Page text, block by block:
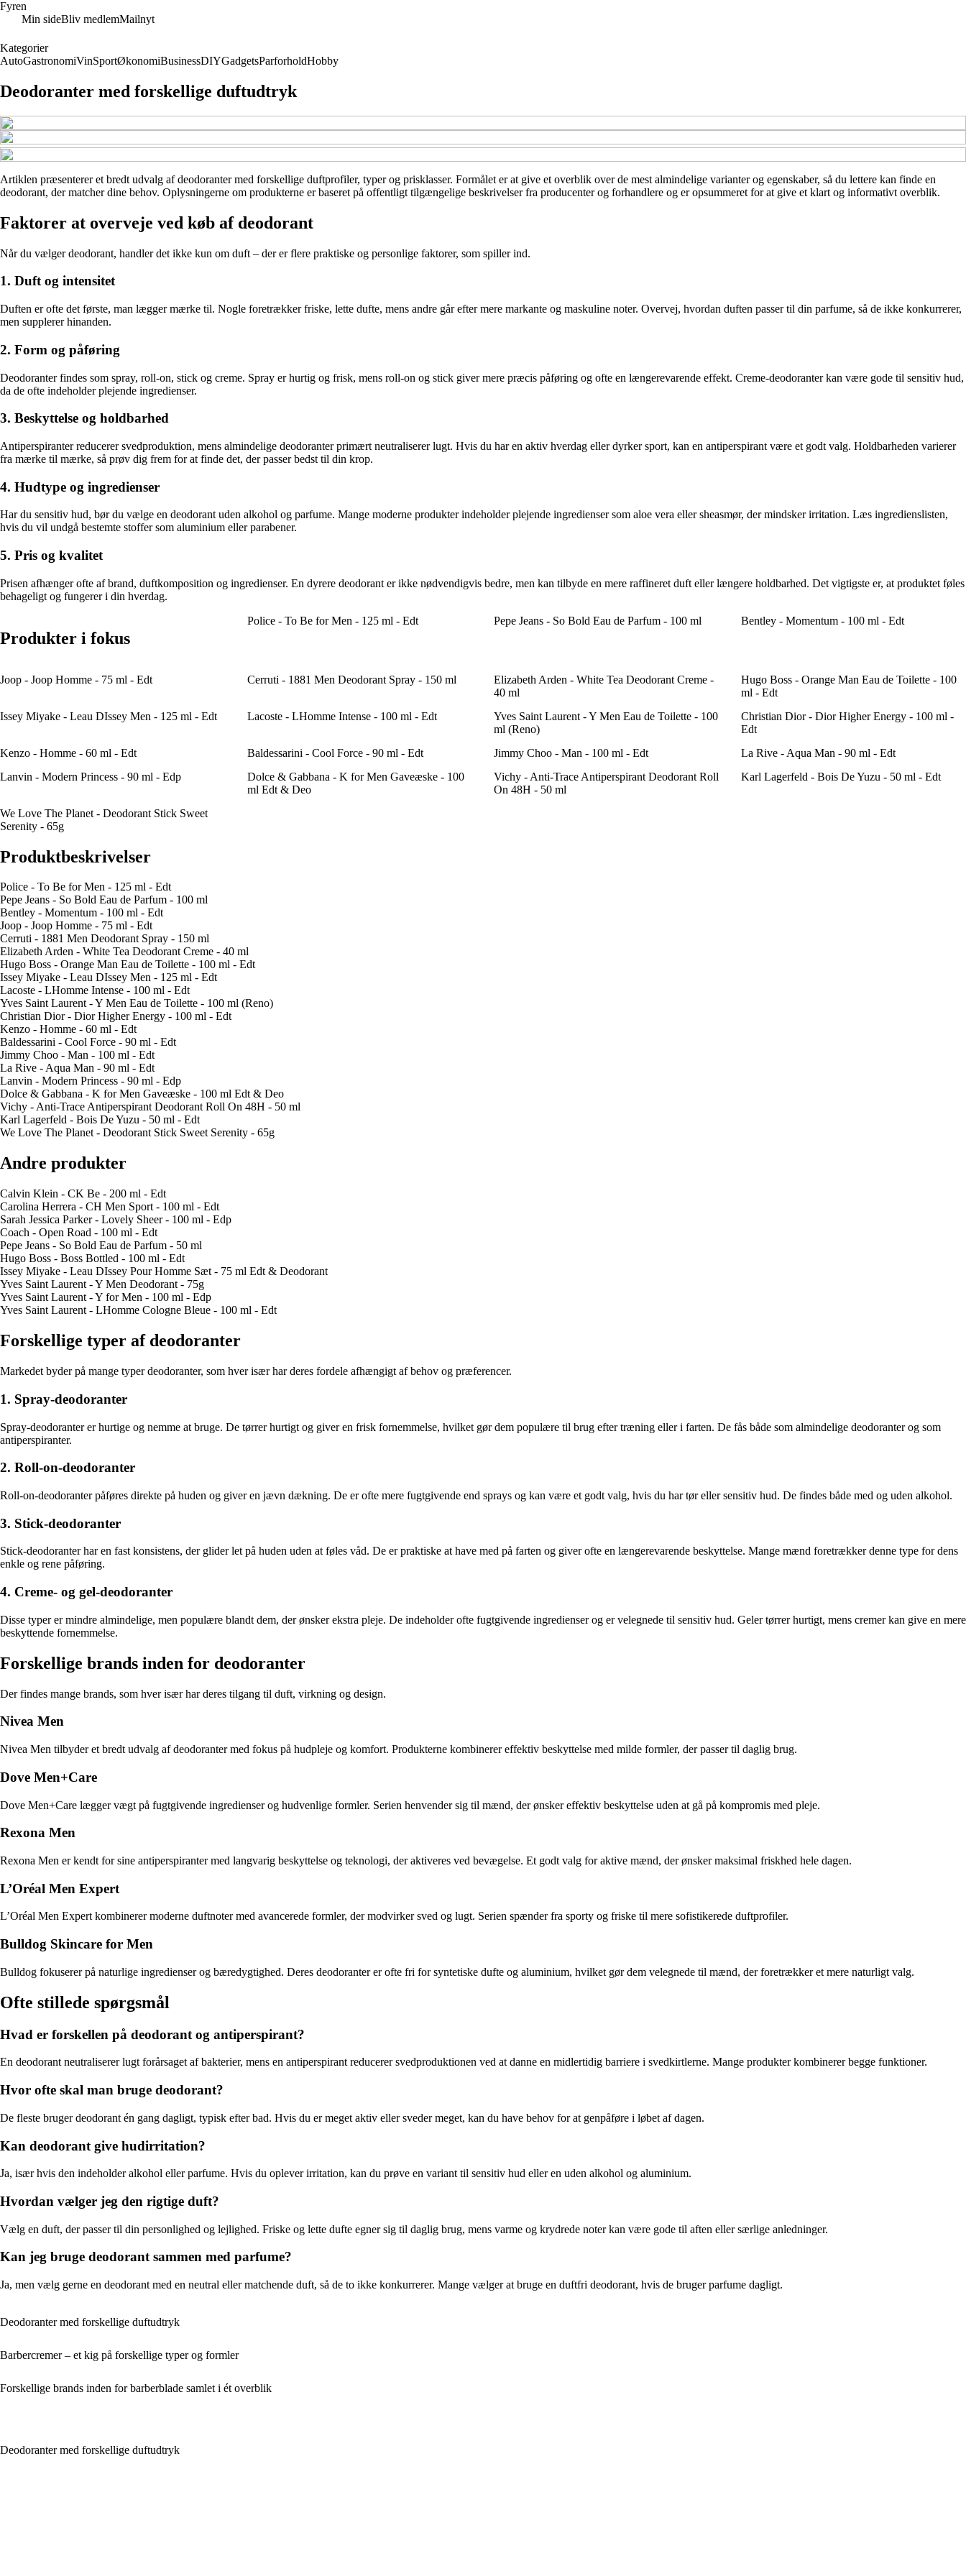
Fyren
Min sideBliv medlemMailnyt
Kategorier
AutoGastronomiVinSportØkonomiBusinessDIYGadgetsParforholdHobby
Deodoranter med forskellige duftudtryk
Artiklen præsenterer et bredt udvalg af deodoranter med forskellige duftprofiler, typer og prisklasser. Formålet er at give et overblik over de mest almindelige varianter og egenskaber, så du lettere kan finde en
deodorant, der matcher dine behov. Oplysningerne om produkterne er baseret på offentligt tilgængelige beskrivelser fra producenter og forhandlere og er opsummeret for at give et klart og informativt overblik.
Faktorer at overveje ved køb af deodorant
Når du vælger deodorant, handler det ikke kun om duft – der er flere praktiske og personlige faktorer, som spiller ind.
1. Duft og intensitet
Duften er ofte det første, man lægger mærke til. Nogle foretrækker friske, lette dufte, mens andre går efter mere markante og maskuline noter. Overvej, hvordan duften passer til din parfume, så de ikke konkurrerer,
men supplerer hinanden.
2. Form og påføring
Deodoranter findes som spray, roll-on, stick og creme. Spray er hurtig og frisk, mens roll-on og stick giver mere præcis påføring og ofte en længerevarende effekt. Creme-deodoranter kan være gode til sensitiv hud,
da de ofte indeholder plejende ingredienser.
3. Beskyttelse og holdbarhed
Antiperspiranter reducerer svedproduktion, mens almindelige deodoranter primært neutraliserer lugt. Hvis du har en aktiv hverdag eller dyrker sport, kan en antiperspirant være et godt valg. Holdbarheden varierer
fra mærke til mærke, så prøv dig frem for at finde det, der passer bedst til din krop.
4. Hudtype og ingredienser
Har du sensitiv hud, bør du vælge en deodorant uden alkohol og parfume. Mange moderne produkter indeholder plejende ingredienser som aloe vera eller sheasmør, der mindsker irritation. Læs ingredienslisten,
hvis du vil undgå bestemte stoffer som aluminium eller parabener.
5. Pris og kvalitet
Prisen afhænger ofte af brand, duftkomposition og ingredienser. En dyrere deodorant er ikke nødvendigvis bedre, men kan tilbyde en mere raffineret duft eller længere holdbarhed. Det vigtigste er, at produktet føles
behageligt og fungerer i din hverdag.
Produkter i fokus
Police - To Be for Men - 125 ml - Edt Pepe Jeans - So Bold Eau de Parfum - 100 ml Bentley - Momentum - 100 ml - Edt
Joop - Joop Homme - 75 ml - Edt Cerruti - 1881 Men Deodorant Spray - 150 ml
Elizabeth Arden - White Tea Deodorant Creme -
40 ml
Hugo Boss - Orange Man Eau de Toilette - 100
ml - Edt
Issey Miyake - Leau DIssey Men - 125 ml - Edt
Lacoste - LHomme Intense - 100 ml - Edt
Yves Saint Laurent - Y Men Eau de Toilette - 100
ml (Reno)
Christian Dior - Dior Higher Energy - 100 ml -
Edt
Kenzo - Homme - 60 ml - Edt
Baldessarini - Cool Force - 90 ml - Edt Jimmy Choo - Man - 100 ml - Edt
La Rive - Aqua Man - 90 ml - Edt
Lanvin - Modern Princess - 90 ml - Edp
Dolce & Gabbana - K for Men Gaveæske - 100
ml Edt & Deo
Vichy - Anti-Trace Antiperspirant Deodorant Roll
On 48H - 50 ml
Karl Lagerfeld - Bois De Yuzu - 50 ml - Edt
We Love The Planet - Deodorant Stick Sweet
Serenity - 65g
Produktbeskrivelser
Police - To Be for Men - 125 ml - Edt
Pepe Jeans - So Bold Eau de Parfum - 100 ml
Bentley - Momentum - 100 ml - Edt
Joop - Joop Homme - 75 ml - Edt
Cerruti - 1881 Men Deodorant Spray - 150 ml
Elizabeth Arden - White Tea Deodorant Creme - 40 ml
Hugo Boss - Orange Man Eau de Toilette - 100 ml - Edt
Issey Miyake - Leau DIssey Men - 125 ml - Edt
Lacoste - LHomme Intense - 100 ml - Edt
Yves Saint Laurent - Y Men Eau de Toilette - 100 ml (Reno)
Christian Dior - Dior Higher Energy - 100 ml - Edt
Kenzo - Homme - 60 ml - Edt
Baldessarini - Cool Force - 90 ml - Edt
Jimmy Choo - Man - 100 ml - Edt
La Rive - Aqua Man - 90 ml - Edt
Lanvin - Modern Princess - 90 ml - Edp
Dolce & Gabbana - K for Men Gaveæske - 100 ml Edt & Deo
Vichy - Anti-Trace Antiperspirant Deodorant Roll On 48H - 50 ml
Karl Lagerfeld - Bois De Yuzu - 50 ml - Edt
We Love The Planet - Deodorant Stick Sweet Serenity - 65g
Andre produkter
Calvin Klein - CK Be - 200 ml - Edt
Carolina Herrera - CH Men Sport - 100 ml - Edt
Sarah Jessica Parker - Lovely Sheer - 100 ml - Edp
Coach - Open Road - 100 ml - Edt
Pepe Jeans - So Bold Eau de Parfum - 50 ml
Hugo Boss - Boss Bottled - 100 ml - Edt
Issey Miyake - Leau DIssey Pour Homme Sæt - 75 ml Edt & Deodorant
Yves Saint Laurent - Y Men Deodorant - 75g
Yves Saint Laurent - Y for Men - 100 ml - Edp
Yves Saint Laurent - LHomme Cologne Bleue - 100 ml - Edt
Forskellige typer af deodoranter
Markedet byder på mange typer deodoranter, som hver især har deres fordele afhængigt af behov og præferencer.
1. Spray-deodoranter
Spray-deodoranter er hurtige og nemme at bruge. De tørrer hurtigt og giver en frisk fornemmelse, hvilket gør dem populære til brug efter træning eller i farten. De fås både som almindelige deodoranter og som
antiperspiranter.
2. Roll-on-deodoranter
Roll-on-deodoranter påføres direkte på huden og giver en jævn dækning. De er ofte mere fugtgivende end sprays og kan være et godt valg, hvis du har tør eller sensitiv hud. De findes både med og uden alkohol.
3. Stick-deodoranter
Stick-deodoranter har en fast konsistens, der glider let på huden uden at føles våd. De er praktiske at have med på farten og giver ofte en længerevarende beskyttelse. Mange mænd foretrækker denne type for dens
enkle og rene påføring.
4. Creme- og gel-deodoranter
Disse typer er mindre almindelige, men populære blandt dem, der ønsker ekstra pleje. De indeholder ofte fugtgivende ingredienser og er velegnede til sensitiv hud. Geler tørrer hurtigt, mens cremer kan give en mere
beskyttende fornemmelse.
Forskellige brands inden for deodoranter
Der findes mange brands, som hver især har deres tilgang til duft, virkning og design.
Nivea Men
Nivea Men tilbyder et bredt udvalg af deodoranter med fokus på hudpleje og komfort. Produkterne kombinerer effektiv beskyttelse med milde formler, der passer til daglig brug.
Dove Men+Care
Dove Men+Care lægger vægt på fugtgivende ingredienser og hudvenlige formler. Serien henvender sig til mænd, der ønsker effektiv beskyttelse uden at gå på kompromis med pleje.
Rexona Men
Rexona Men er kendt for sine antiperspiranter med langvarig beskyttelse og teknologi, der aktiveres ved bevægelse. Et godt valg for aktive mænd, der ønsker maksimal friskhed hele dagen.
L’Oréal Men Expert
L’Oréal Men Expert kombinerer moderne duftnoter med avancerede formler, der modvirker sved og lugt. Serien spænder fra sporty og friske til mere sofistikerede duftprofiler.
Bulldog Skincare for Men
Bulldog fokuserer på naturlige ingredienser og bæredygtighed. Deres deodoranter er ofte fri for syntetiske dufte og aluminium, hvilket gør dem velegnede til mænd, der foretrækker et mere naturligt valg.
Ofte stillede spørgsmål
Hvad er forskellen på deodorant og antiperspirant?
En deodorant neutraliserer lugt forårsaget af bakterier, mens en antiperspirant reducerer svedproduktionen ved at danne en midlertidig barriere i svedkirtlerne. Mange produkter kombinerer begge funktioner.
Hvor ofte skal man bruge deodorant?
De fleste bruger deodorant én gang dagligt, typisk efter bad. Hvis du er meget aktiv eller sveder meget, kan du have behov for at genpåføre i løbet af dagen.
Kan deodorant give hudirritation?
Ja, især hvis den indeholder alkohol eller parfume. Hvis du oplever irritation, kan du prøve en variant til sensitiv hud eller en uden alkohol og aluminium.
Hvordan vælger jeg den rigtige duft?
Vælg en duft, der passer til din personlighed og lejlighed. Friske og lette dufte egner sig til daglig brug, mens varme og krydrede noter kan være gode til aften eller særlige anledninger.
Kan jeg bruge deodorant sammen med parfume?
Ja, men vælg gerne en deodorant med en neutral eller matchende duft, så de to ikke konkurrerer. Mange vælger at bruge en duftfri deodorant, hvis de bruger parfume dagligt.
Deodoranter med forskellige duftudtryk
Barbercremer – et kig på forskellige typer og formler
Forskellige brands inden for barberblade samlet i ét overblik
Deodoranter med forskellige duftudtryk